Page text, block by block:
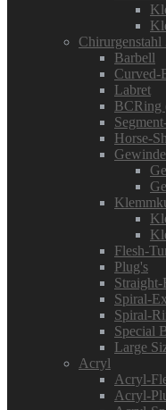
Chirurgenstahl
Barbell
Curved-
Labret
BCRing
Horse-
Flesh-
Plug's
Spiral-
Spiral-
Special
Large
Acryl
Acryl-
Acryl-